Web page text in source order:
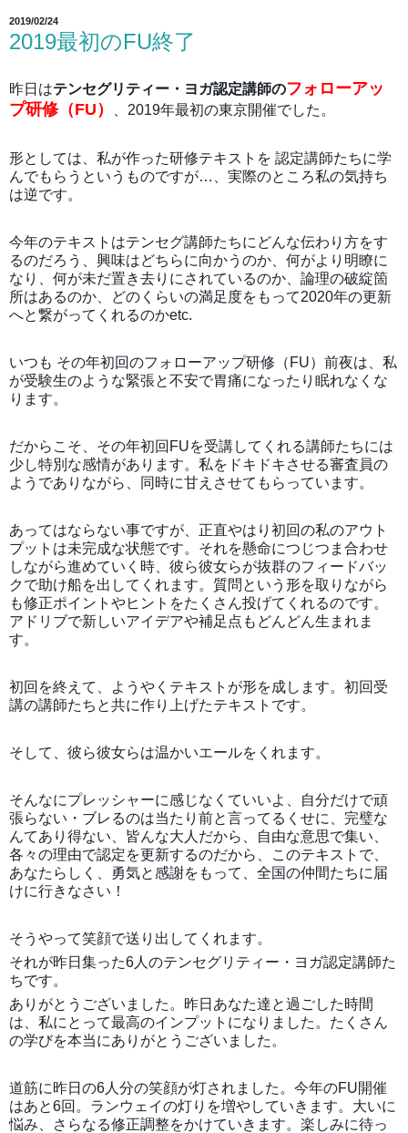
2019/02/24
2019最初のFU終了
昨日はテンセグリティー・ヨガ認定講師のフォローアッ
プ研修（FU）
、2019年最初の東京開催でした。
形としては、私が作った研修テキストを 認定講師たちに学
んでもらうというものですが…、実際のところ私の気持ち
は逆です。
今年のテキストはテンセグ講師たちにどんな伝わり方をす
るのだろう、興味はどちらに向かうのか、何がより明瞭に
なり、何が未だ置き去りにされているのか、論理の破綻箇
所はあるのか、どのくらいの満足度をもって2020年の更新
へと繋がってくれるのかetc.
いつも その年初回のフォローアップ研修（FU）前夜は、私
が受験生のような緊張と不安で胃痛になったり眠れなくな
ります。
だからこそ、その年初回FUを受講してくれる講師たちには
少し特別な感情があります。私をドキドキさせる審査員の
ようでありながら、同時に甘えさせてもらっています。
あってはならない事ですが、正直やはり初回の私のアウト
プットは未完成な状態です。それを懸命につじつま合わせ
しながら進めていく時、彼ら彼女らが抜群のフィードバッ
クで助け船を出してくれます。質問という形を取りながら
も修正ポイントやヒントをたくさん投げてくれるのです。
アドリブで新しいアイデアや補足点もどんどん生まれま
す。
初回を終えて、ようやくテキストが形を成します。初回受
講の講師たちと共に作り上げたテキストです。
そして、彼ら彼女らは温かいエールをくれます。
そんなにプレッシャーに感じなくていいよ、自分だけで頑
張らない・ブレるのは当たり前と言ってるくせに、完璧な
んてあり得ない、皆んな大人だから、自由な意思で集い、
各々の理由で認定を更新するのだから、このテキストで、
あなたらしく、勇気と感謝をもって、全国の仲間たちに届
けに行きなさい！
そうやって笑顔で送り出してくれます。
それが昨日集った6人のテンセグリティー・ヨガ認定講師た
ちです。
ありがとうございました。昨日あなた達と過ごした時間
は、私にとって最高のインプットになりました。たくさん
の学びを本当にありがとうございました。
道筋に昨日の6人分の笑顔が灯されました。今年のFU開催
はあと6回。ランウェイの灯りを増やしていきます。大いに
悩み、さらなる修正調整をかけていきます。楽しみに待っ